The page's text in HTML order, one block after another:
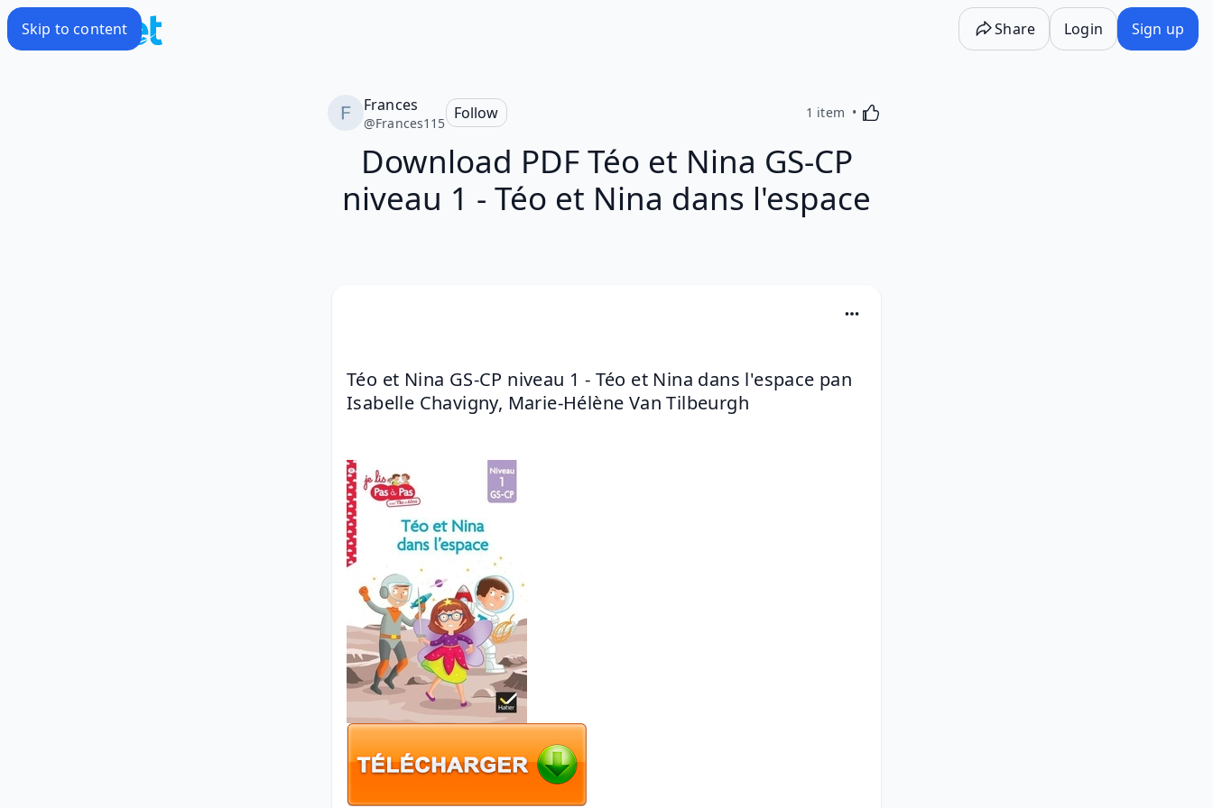
Skip to content Share Login Sign up
Frances
@Frances115
Follow 1 item Activating this element will cause content on the
Download PDF Téo et Nina GS-CP
niveau 1 - Téo et Nina dans l'espace
Téo et Nina GS-CP niveau 1 - Téo et Nina dans l'espace pan
Isabelle Chavigny, Marie-Hélène Van Tilbeurgh